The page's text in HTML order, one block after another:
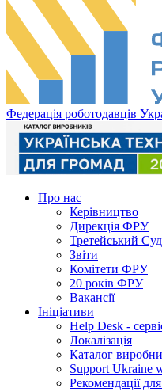
Федерація роботодавців
Про нас
Керівництво
Дирекція ФРУ
Третейський Суд
Звіти
Комітети ФРУ
20 років ФРУ
Вакансії
Ініціативи
Help Desk -
Локалізація
Каталог
Support Ukraine
Рекомендації